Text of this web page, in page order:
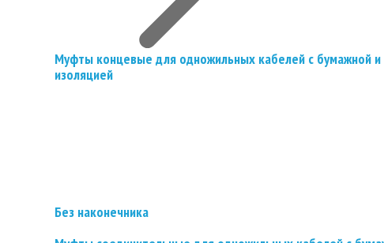
Муфты концевые для одножильных кабелей с бумажной и
изоляцией
Без наконечника